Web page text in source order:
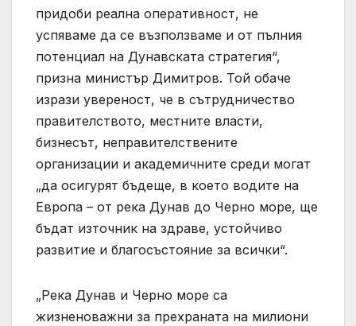
придоби реална оперативност, не
успяваме да се възползваме и от пълния
потенциал на Дунавската стратегия“,
призна министър Димитров. Той обаче
изрази увереност, че в сътрудничество
правителството, местните власти,
бизнесът, неправителствените
организации и академичните среди могат
„да осигурят бъдеще, в което водите на
Европа – от река Дунав до Черно море, ще
бъдат източник на здраве, устойчиво
развитие и благосъстояние за всички“.
„Река Дунав и Черно море са
жизненоважни за прехраната на милиони